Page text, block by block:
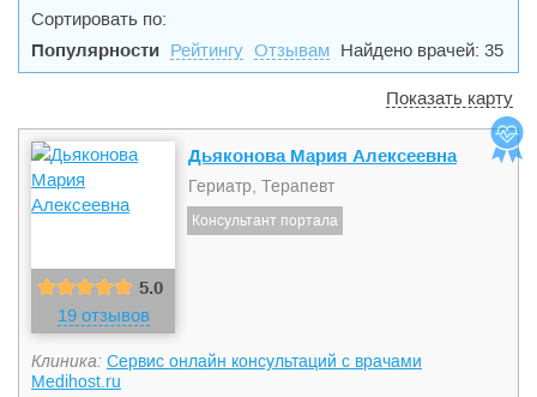
Сортировать по:
Популярности Рейтингу Отзывам Найдено врачей: 35
Показать карту
5.0
19 отзывов
Дьяконова Мария Алексеевна
Гериатр, Терапевт
Консультант портала
Клиника: Сервис онлайн консультаций с врачами
Medihost.ru